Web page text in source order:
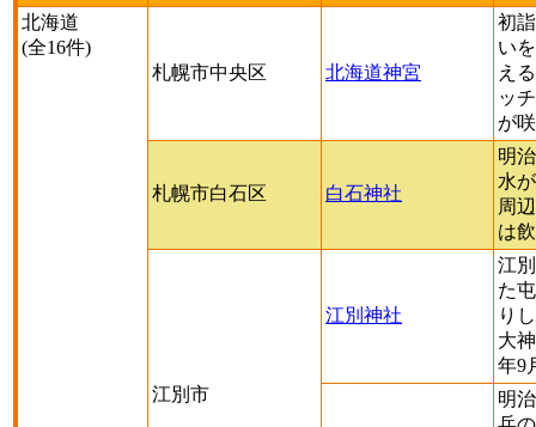
北海道
(全16件)
札幌市中央区
北海道神宮
初
い
え
ッ
が
札幌市白石区 白石神社
明
水
周
は
江別市
江別神社
江
た
り
大
年9
明